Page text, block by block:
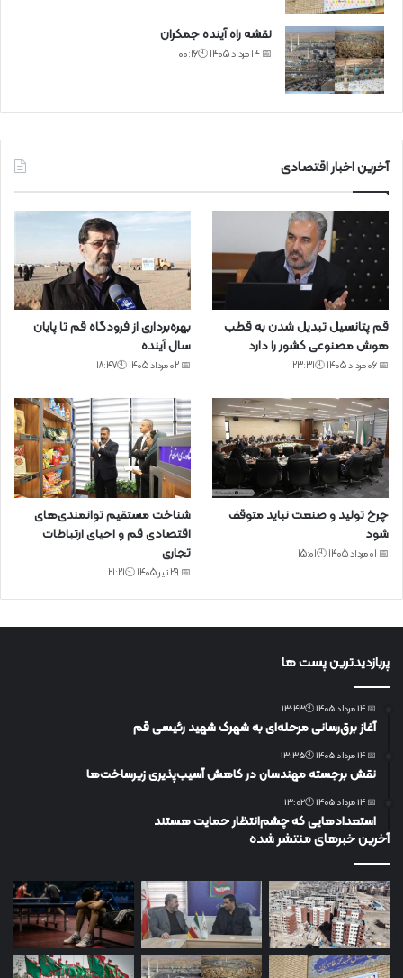
نقشه راه آینده جمکران
📅 14 مرداد 1405 🕙00:16
آخرین اخبار اقتصادی
قم پتانسیل تبدیل شدن به قطب
هوش مصنوعی کشور را دارد
📅 06 مرداد 1405 🕙23:31
بهره‌برداری از فرودگاه قم تا پایان
سال آینده
📅 02 مرداد 1405 🕙18:47
چرخ تولید و صنعت نباید متوقف
شود
📅 01 مرداد 1405 🕙15:01
شناخت مستقیم توانمندی‌های
اقتصادی قم و احیای ارتباطات
تجاری
📅 29 تیر 1405 🕙21:21
پربازدیدترین پست ها
📅 14 مرداد 1405 🕙13:43
آغاز برق‌رسانی مرحله‌ای به شهرک شهید رئیسی قم
📅 14 مرداد 1405 🕙13:35
نقش برجسته مهندسان در کاهش آسیب‌پذیری زیرساخت‌ها
📅 14 مرداد 1405 🕙13:02
استعدادهایی که چشم‌انتظار حمایت هستند
آخرین خبرهای منتشر شده